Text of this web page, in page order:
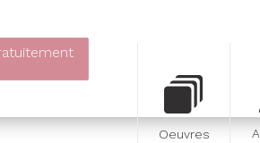
Oeuvres